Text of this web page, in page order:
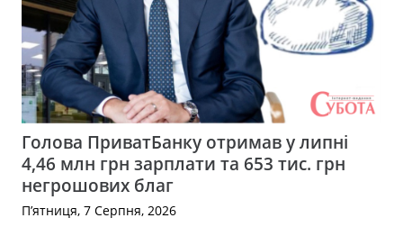
Голова ПриватБанку отримав у липні
4,46 млн грн зарплати та 653 тис. грн
негрошових благ
П’ятниця, 7 Серпня, 2026